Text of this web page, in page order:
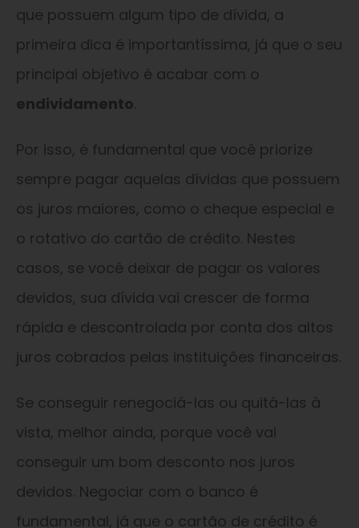
que possuem algum tipo de dívida, a
primeira dica é importantíssima, já que o seu
principal objetivo é acabar com o
endividamento
Por isso, é fundamental que você priorize
sempre pagar aquelas dívidas que possuem
os juros maiores, como o cheque especial e
o rotativo do cartão de crédito. Nestes
casos, se você deixar de pagar os valores
devidos, sua dívida vai crescer de forma
rápida e descontrolada por conta dos altos
juros cobrados pelas instituições financeiras.
Se conseguir renegociá-las ou quitá-las à
vista, melhor ainda, porque você vai
conseguir um bom desconto nos juros
devidos. Negociar com o banco é
fundamental, já que o cartão de crédito é